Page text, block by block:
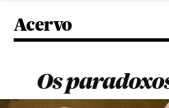
Acervo
Os